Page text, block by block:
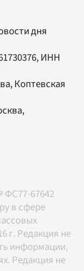
дня
ИНН
Коптевская
,
ФС77-67642
в сфере
г. Редакция не
информации,
Редакция не